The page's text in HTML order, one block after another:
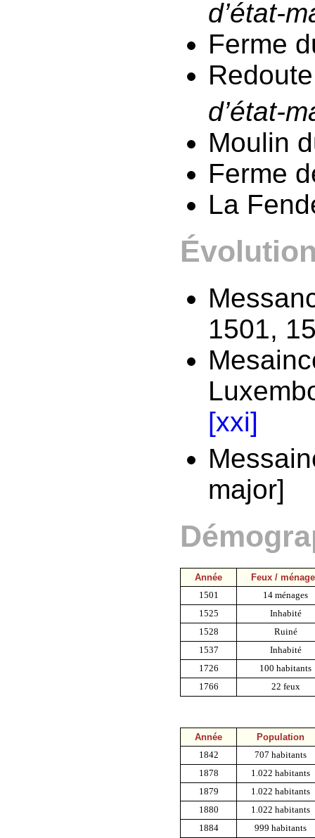
d’état-
Ferme
d’état-
Moulin
Ferme
La
1501,
[xxi]
major]
Année Feux /
1501
14 ménages
1525
Inhabité
1528
Ruiné
1537
Inhabité
1726
100 habitants
1766
22 feux
Année Population
1842
707 habitants
1878
1.022 habitants
1879
1.022 habitants
1880
1.022 habitants
1884
999 habitants